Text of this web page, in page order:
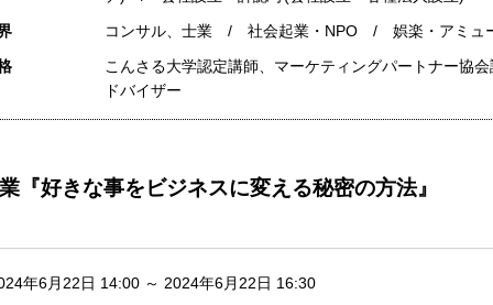
コンサル、士業 / 社会起業・NPO / 娯楽・アミュ
こんさる大学認定講師、マーケティングパートナー協
ドバイザー
『好きな事をビジネスに変える秘密の方法』
年6月22日 14:00 ～ 2024年6月22日 16:30